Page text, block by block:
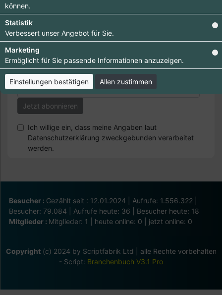
Newsletter abonnieren
Melden Sie sich für unseren Newsletter an, um kein
Neuigkeiten mehr zu verpassen.
Ich willige ein, dass meine Angaben laut
Datenschutzerklärung zweckgebunden verarbeitet
werden.
Besucher : Gezählt seit : 12.01.2024 | Aufrufe: 1.556.322 |
Besucher: 79.084 | Aufrufe heute: 36 | Besucher heute: 18
Mitglieder : Mitglieder: 1 | heute online: 0 | jetzt online: 0
Copyright(c) 2024 by Scriptfabrik Ltd | alle Rechte vorbehalten
- Script: Branchenbuch V3.1 Pro
können.
Statistik
Verbessert unser Angebot für Sie.
Marketing
Ermöglicht für Sie passende Informationen anzuzeigen.
Einstellungen bestätigen Allen zustimmen